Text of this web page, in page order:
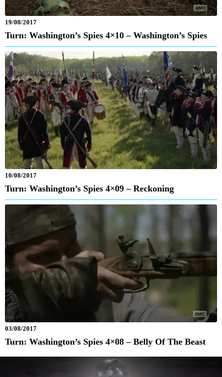
19/08/2017
Turn: Washington’s Spies 4×10 – Washington’s Spies
10/08/2017
Turn: Washington’s Spies 4×09 – Reckoning
03/08/2017
Turn: Washington’s Spies 4×08 – Belly Of The Beast